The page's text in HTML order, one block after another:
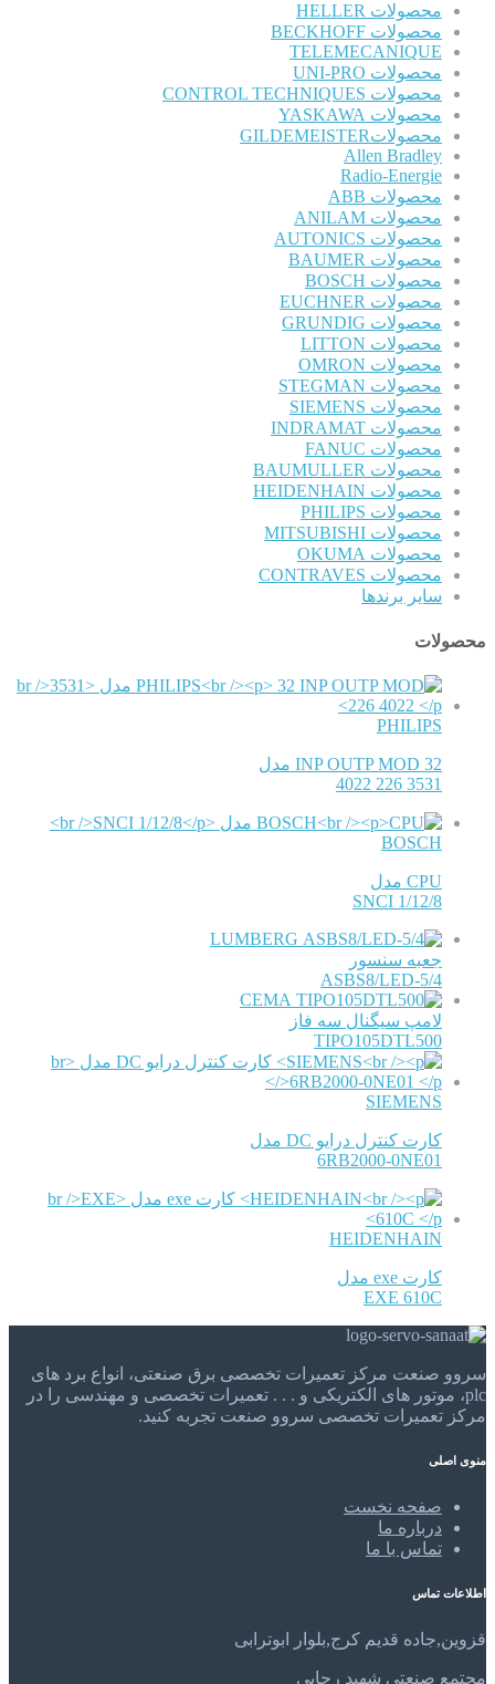
محصولات HELLER
محصولات BECKHOFF
TELEMECANIQUE
محصولات UNI-PRO
محصولات CONTROL TECHNIQUES
محصولات YASKAWA
محصولاتGILDEMEISTER
Allen Bradley
Radio-Energie
محصولات ABB
محصولات ANILAM
محصولات AUTONICS
محصولات BAUMER
محصولات BOSCH
محصولات EUCHNER
محصولات GRUNDIG
محصولات LITTON
محصولات OMRON
محصولات STEGMAN
محصولات SIEMENS
محصولات INDRAMAT
محصولات FANUC
محصولات BAUMULLER
محصولات HEIDENHAIN
محصولات PHILIPS
محصولات MITSUBISHI
محصولات OKUMA
محصولات CONTRAVES
سایر برندها
محصولات
PHILIPS
32 INP OUTP MOD مدل
3531 226 4022
BOSCH
CPU مدل
SNCI 1/12/8
LUMBERG
جعبه سنسور
ASBS8/LED-5/4
CEMA
لامپ سیگنال سه فاز
TIPO105DTL500
SIEMENS
کارت کنترل درایو DC مدل
6RB2000-0NE01
HEIDENHAIN
کارت exe مدل
EXE 610C
سروو صنعت مرکز تعمیرات تخصصی برق صنعتی، انواع برد های
plc، موتور های الکتریکی و . . . تعمیرات تخصصی و مهندسی را در
مرکز تعمیرات تخصصی سروو صنعت تجربه کنید.
منوی اصلی
صفحه نخست
درباره ما
تماس با ما
اطلاعات تماس
قزوین,جاده قدیم کرج,بلوار ابوترابی
مجتمع صنعتی شهید رجایی